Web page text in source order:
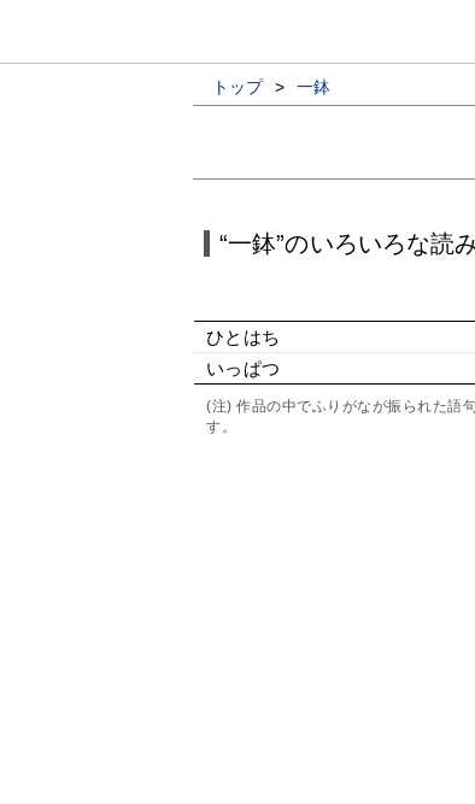
トップ > 一鉢
“一鉢”のいろいろな読
ひとはち
いっぱつ
(注) 作品の中でふりがなが振られた語
す。